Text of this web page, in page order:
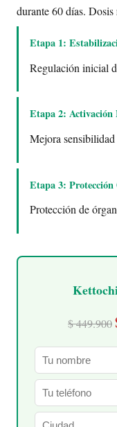
durante 60 días. Dosis
Etapa 1:
Regulación inicial
Etapa 2: Activación
Mejora
Etapa 3: Protección
Protección de
$ 449.900